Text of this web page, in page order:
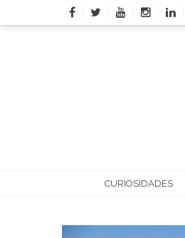
to
CURIOSIDADES